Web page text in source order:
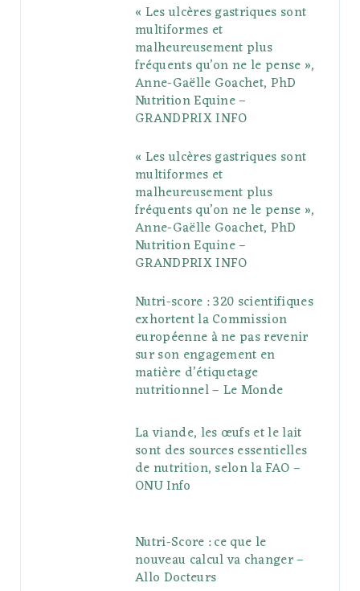
e
P
l
s
g
r
a
m
r
e
s
r
« Les ulcères gastriques sont
multiformes et
malheureusement plus
fréquents qu’on ne le pense »,
Anne-Gaëlle Goachet, PhD
Nutrition Equine –
GRANDPRIX INFO
« Les ulcères gastriques sont
multiformes et
malheureusement plus
fréquents qu’on ne le pense »,
Anne-Gaëlle Goachet, PhD
Nutrition Equine –
GRANDPRIX INFO
Nutri-score : 320 scientifiques
exhortent la Commission
européenne à ne pas revenir
sur son engagement en
matière d’étiquetage
nutritionnel – Le Monde
La viande, les œufs et le lait
sont des sources essentielles
de nutrition, selon la FAO –
ONU Info
Nutri-Score : ce que le
nouveau calcul va changer –
Allo Docteurs